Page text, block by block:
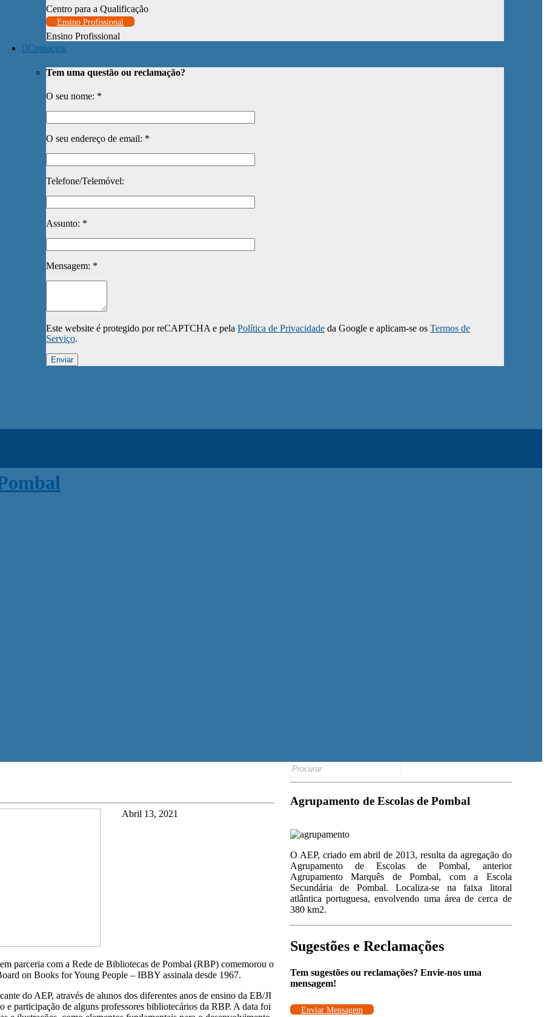
Centro para a Qualificação
Ensino Profissional
Ensino Profissional
Contactos
Tem uma questão ou reclamação?
O seu nome: *
O seu endereço de email: *
Telefone/Telemóvel:
Assunto: *
Mensagem: *
Este website é protegido por reCAPTCHA e pela Política de Privacidadeda Google e aplicam-se os Termos de
Serviço.
Abril 13, 2021
parceria com a Rede de Bibliotecas de Pombal (RBP) comemorou o
on Books for Young People – IBBY assinala desde 1967.
do AEP, através de alunos dos diferentes anos de ensino da EB/JI
participação de alguns professores bibliotecários da RBP. A data foi
Search
Agrupamento de Escolas de Pombal
O AEP, criado em abril de 2013, resulta da agregação do
Agrupamento de Escolas de Pombal, anterior
Agrupamento Marquês de Pombal, com a Escola
Secundária de Pombal. Localiza-se na faixa litoral
atlântica portuguesa, envolvendo uma área de cerca de
380 km2.
Sugestões e Reclamações
Tem sugestões ou reclamações? Envie-nos uma
mensagem!
Enviar Mensagem